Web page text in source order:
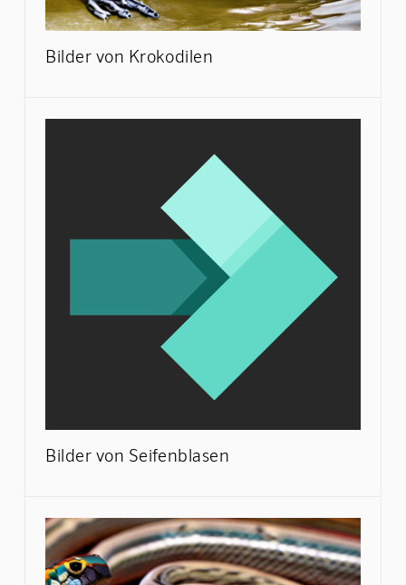
Bilder von Krokodilen
Bilder von Seifenblasen